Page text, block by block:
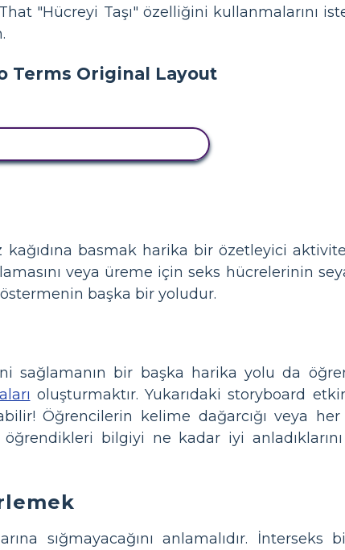
"Hücreyi Taşı" özelliğini kullanmalarını
basmak harika bir özetleyici
veya üreme için seks hücrelerinin
başka bir yoludur.
sağlamanın bir başka harika yolu da
oluşturmaktır. Yukarıdaki storyboard
Öğrencilerin kelime dağarcığı veya
bilgiyi ne kadar iyi
sığmayacağını anlamalıdır. İnterseks